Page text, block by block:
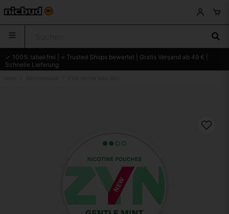
✓ 100% tabakfrei | ⭐ Trusted Shops bewertet | Gratis Versand ab 49 € |
Schnelle Lieferung